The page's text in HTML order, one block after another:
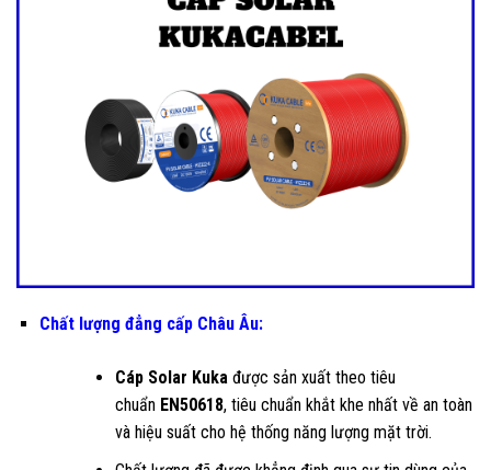
Chất lượng đẳng cấp Châu Âu:
Cáp Solar Kukađược sản xuất theo tiêu
chuẩn EN50618, tiêu chuẩn khắt khe nhất về an toàn
và hiệu suất cho hệ thống năng lượng mặt trời.